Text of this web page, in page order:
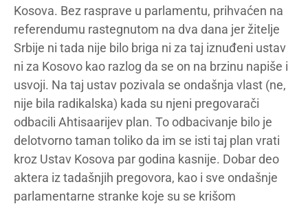
Kosova. Bez rasprave u parlamentu, prihvaćen na
referendumu rastegnutom na dva dana jer žitelje
Srbije ni tada nije bilo briga ni za taj iznuđeni ustav
ni za Kosovo kao razlog da se on na brzinu napiše i
usvoji. Na taj ustav pozivala se ondašnja vlast (ne,
nije bila radikalska) kada su njeni pregovarači
odbacili Ahtisaarijev plan. To odbacivanje bilo je
delotvorno taman toliko da im se isti taj plan vrati
kroz Ustav Kosova par godina kasnije. Dobar deo
aktera iz tadašnjih pregovora, kao i sve ondašnje
parlamentarne stranke koje su se krišom